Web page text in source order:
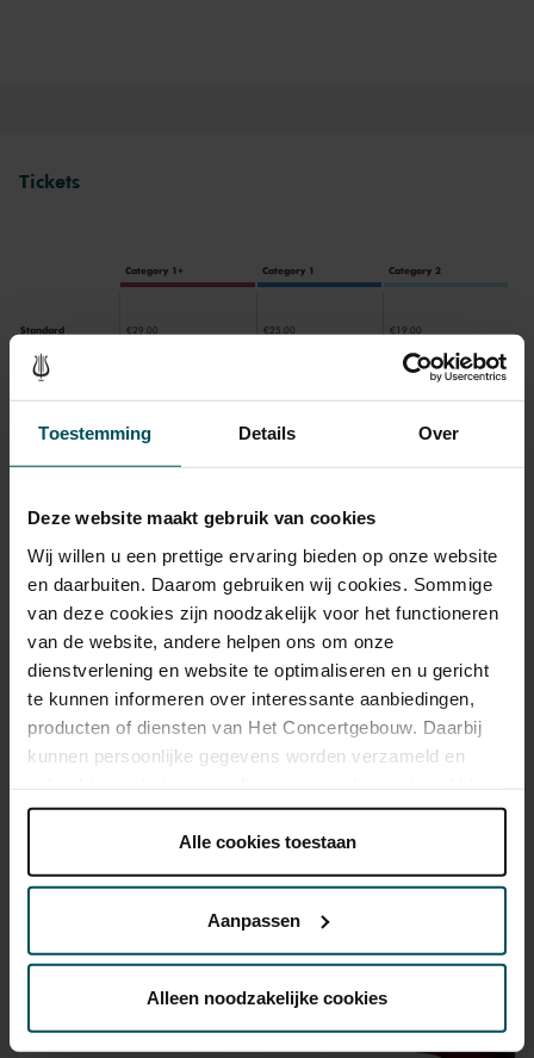
Toestemming Details Over
Deze website maakt gebruik van cookies
Wij willen u een prettige ervaring bieden op onze website
en daarbuiten. Daarom gebruiken wij cookies. Sommige
van deze cookies zijn noodzakelijk voor het functioneren
van de website, andere helpen ons om onze
dienstverlening en website te optimaliseren en u gericht
te kunnen informeren over interessante aanbiedingen,
producten of diensten van Het Concertgebouw. Daarbij
kunnen persoonlijke gegevens worden verzameld en
onder 'aanpassen' zelf welke cookies wij mogen
Lees onze cookieverklaring hier. Lees onze
Via decookieverklaringop onze website kunt u uw
Alle cookies toestaan
Aanpassen
Alleen noodzakelijke cookies
Tickets
Category 1+ Category 1 Category 2
Standard €29.00 €25.00 €19.00
Drinks are included in the price of admission. Are you under
about sprint tickets<
Prices do not include transaction fee: € 5 per order.
You might also like:
Fri, Aug 28, 2026